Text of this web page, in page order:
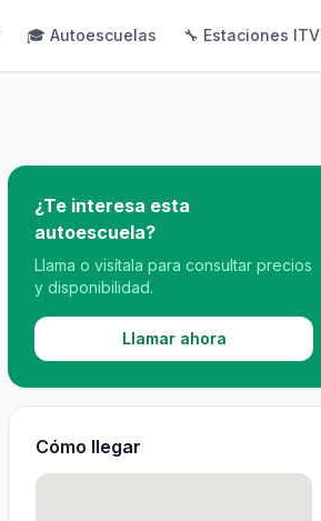
🎓 Autoescuelas 🔧 Estaciones ITV
¿Te interesa esta
autoescuela?
Llama o visítala para consultar precios
y disponibilidad.
Llamar ahora
Cómo llegar